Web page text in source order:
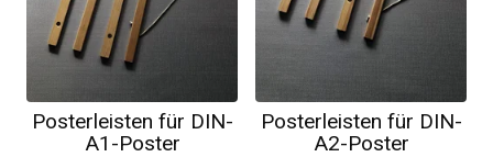
Posterleisten für DIN-
A1-Poster
Posterleisten für DIN-
A2-Poster